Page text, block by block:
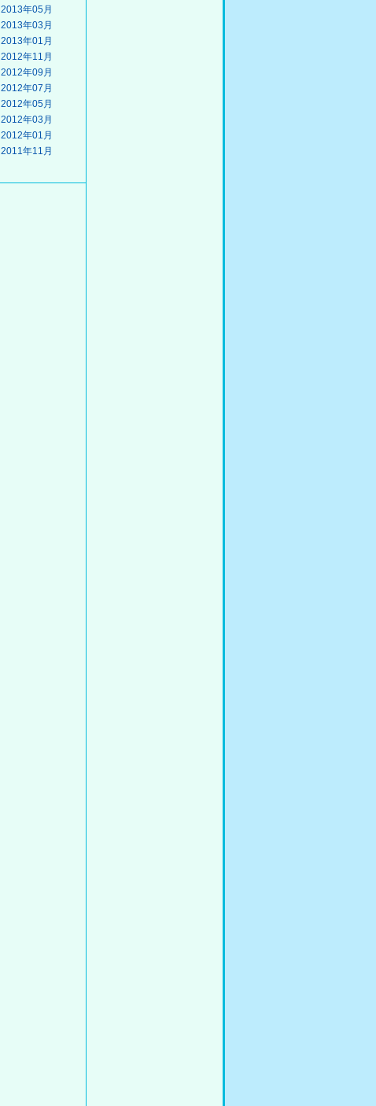
2013年05月
2013年03月
2013年01月
2012年11月
2012年09月
2012年07月
2012年05月
2012年03月
2012年01月
2011年11月